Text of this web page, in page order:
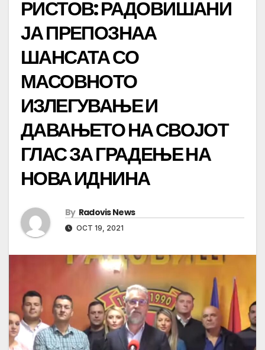
РИСТОВ: РАДОВИШАНИ
ЈА ПРЕПОЗНАА
ШАНСАТА СО
МАСОВНОТО
ИЗЛЕГУВАЊЕ И
ДАВАЊЕТО НА СВОЈОТ
ГЛАС ЗА ГРАДЕЊЕ НА
НОВА ИДНИНА
By Radovis News
OCT 19, 2021